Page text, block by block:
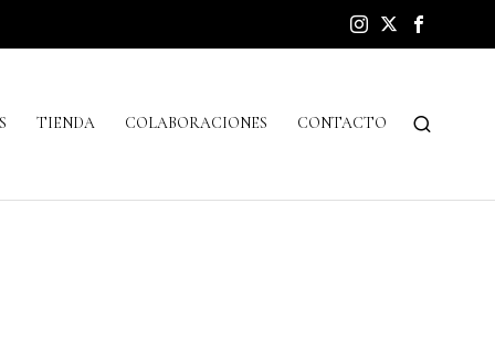
TIENDA COLABORACIONES CONTACTO